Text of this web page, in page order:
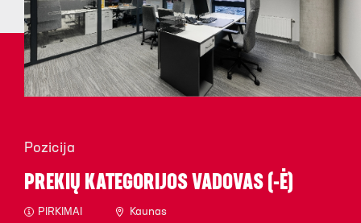
Pozicija
PREKIŲ KATEGORIJOS VADOVAS (-Ė)
PIRKIMAI Kaunas